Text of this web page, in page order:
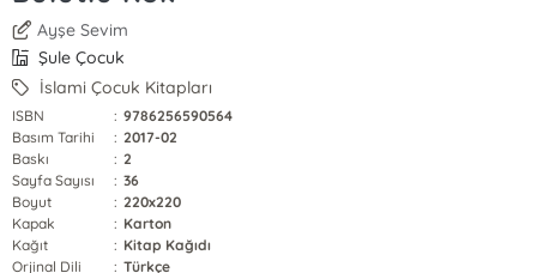
Ayşe Sevim
Şule Çocuk
İslami Çocuk Kitapları
ISBN : 9786256590564
Basım Tarihi
: 2017-02
Baskı
: 2
Sayfa Sayısı
: 36
Boyut
: 220x220
Kapak
: Karton
Kağıt
: Kitap Kağıdı
Orjinal Dili
: Türkçe